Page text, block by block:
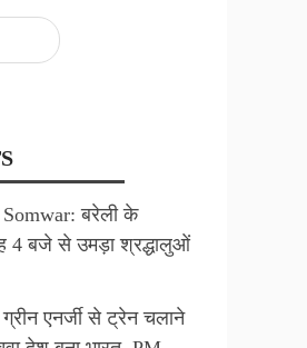
बरेली के
4 बजे से उमड़ा श्रद्धालुओं
एनर्जी से ट्रेन चलाने